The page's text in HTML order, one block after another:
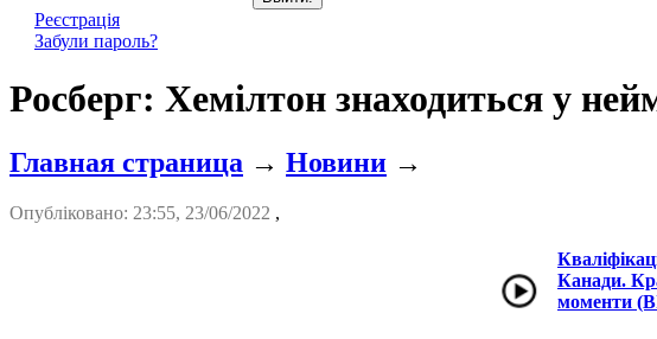
Реєстрація
Забули пароль?
Росберг: Хемілтон знаходиться у
Главная страница → Новини →
Опубліковано: 23:55, 23/06/2022 ,
Канади.
моменти